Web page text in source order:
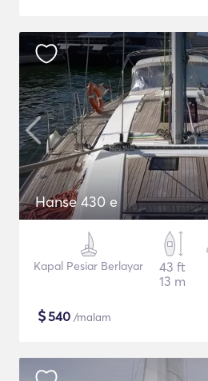
Hanse 430 e
Kapal Pesiar Berlayar
43 ft
13 m
$540 /malam